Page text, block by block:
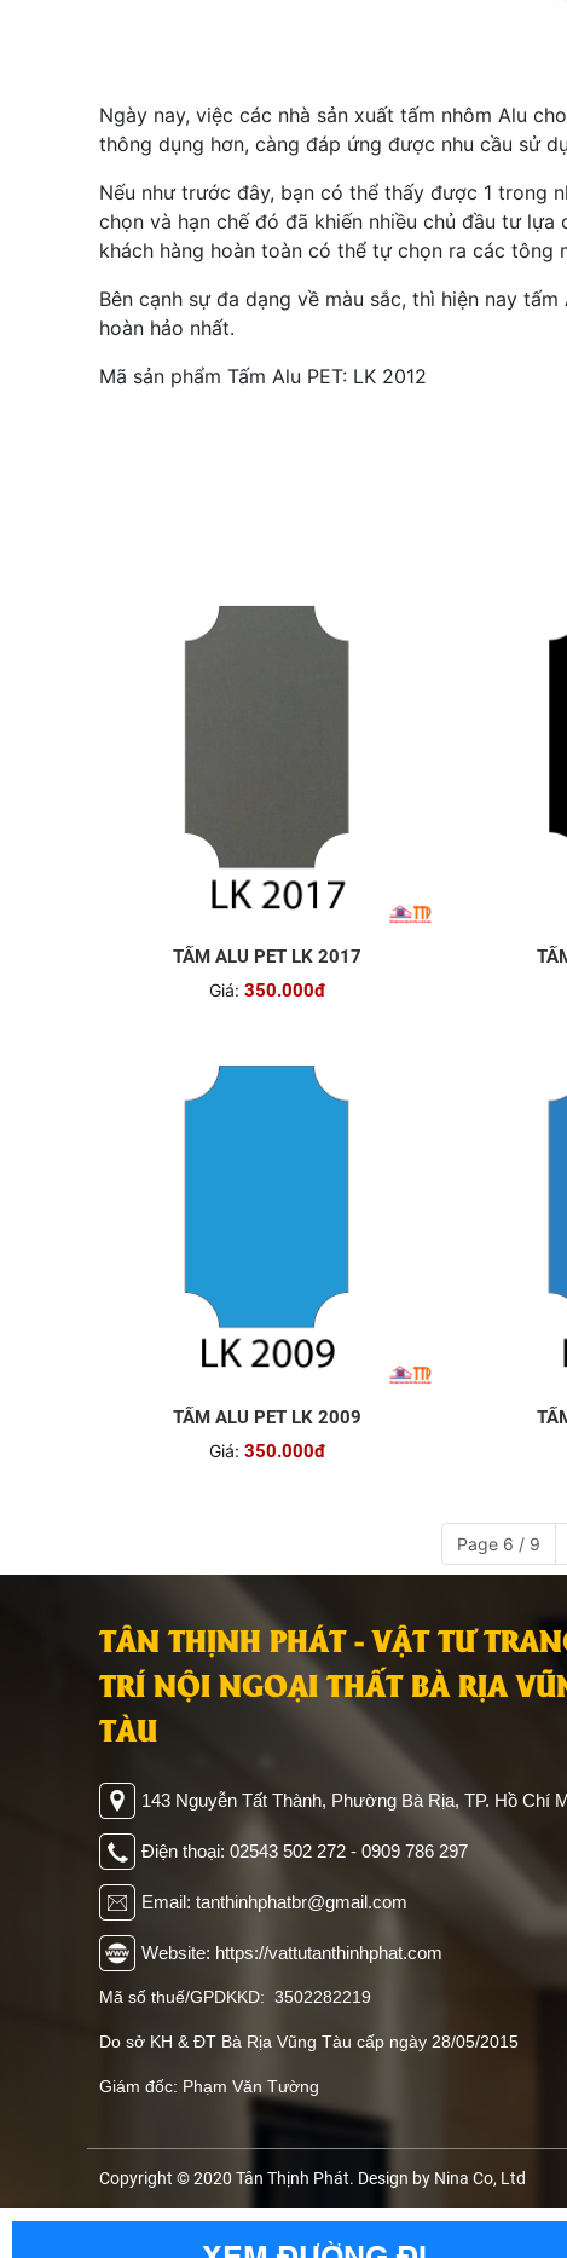
Ngày nay, việc các nhà sản xuất tấm nhôm Alu
thông dụng hơn, càng đáp ứng được nhu cầu sử
Nếu như trước đây, bạn có thể thấy được 1 trong
chọn và hạn chế đó đã khiến nhiều chủ đầu tư
khách hàng hoàn toàn có thể tự chọn ra các tông
Bên cạnh sự đa dạng về màu sắc, thì hiện nay
hoàn hảo nhất.
Mã sản phẩm Tấm Alu PET: LK 2012
TẤM ALU PET LK 2017
Giá: 350.000đ
TẤM ALU PET LK 2009
Giá: 350.000đ
Page 6 / 9
TÂN THỊNH PHÁT - VẬT TƯ
TRÍ NỘI NGOẠI THẤT BÀ RỊA
TÀU
143 Nguyễn Tất Thành, Phường Bà Rịa, TP. Hồ Chí
Điện thoại: 02543 502 272 - 0909 786 297
Email: tanthinhphatbr@gmail.com
Website: https://vattutanthinhphat.com
Mã số thuế/GPDKKD: 3502282219
Do sở KH & ĐT Bà Rịa Vũng Tàu cấp ngày 28/05/2015
Giám đốc: Phạm Văn Tường
Copyright © 2020 Tân Thịnh Phát. Design by Nina Co, Ltd